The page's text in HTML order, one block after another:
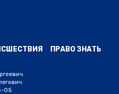
ПРАВО ЗНАТЬ
05